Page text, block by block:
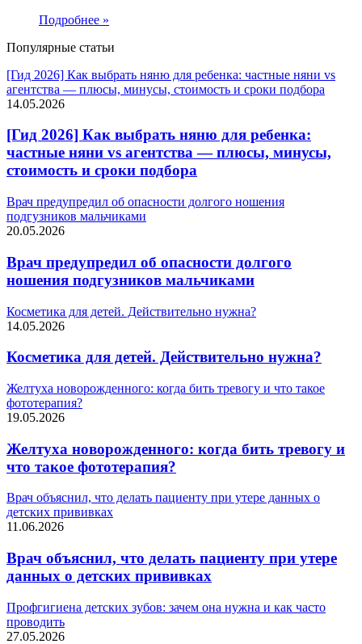
Подробнее »
Популярные статьи
[Гид 2026] Как выбрать няню для ребенка: частные няни vs
агентства — плюсы, минусы, стоимость и сроки подбора
14.05.2026
[Гид 2026] Как выбрать няню для ребенка:
частные няни vs агентства — плюсы, минусы,
стоимость и сроки подбора
Врач предупредил об опасности долгого ношения
подгузников мальчиками
20.05.2026
Врач предупредил об опасности долгого
ношения подгузников мальчиками
Косметика для детей. Действительно нужна?
14.05.2026
Косметика для детей. Действительно нужна?
Желтуха новорожденного: когда бить тревогу и что такое
фототерапия?
19.05.2026
Желтуха новорожденного: когда бить тревогу и
что такое фототерапия?
Врач объяснил, что делать пациенту при утере данных о
детских прививках
11.06.2026
Врач объяснил, что делать пациенту при утере
данных о детских прививках
Профгигиена детских зубов: зачем она нужна и как часто
проводить
27.05.2026